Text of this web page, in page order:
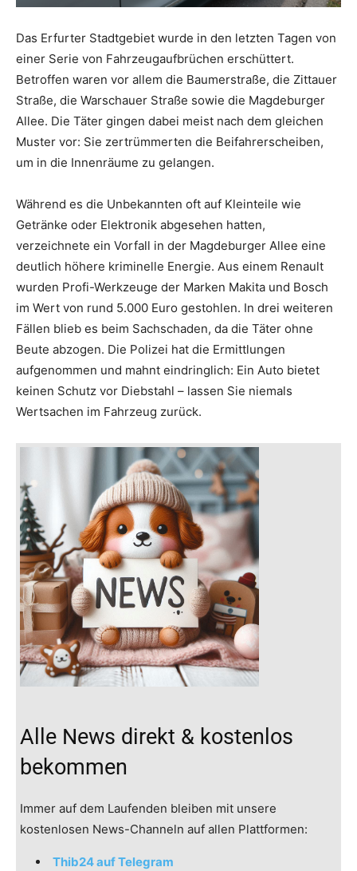
Das Erfurter Stadtgebiet wurde in den letzten Tagen von
einer Serie von Fahrzeugaufbrüchen erschüttert.
Betroffen waren vor allem die Baumerstraße, die Zittauer
Straße, die Warschauer Straße sowie die Magdeburger
Allee. Die Täter gingen dabei meist nach dem gleichen
Muster vor: Sie zertrümmerten die Beifahrerscheiben,
um in die Innenräume zu gelangen.
Während es die Unbekannten oft auf Kleinteile wie
Getränke oder Elektronik abgesehen hatten,
verzeichnete ein Vorfall in der Magdeburger Allee eine
deutlich höhere kriminelle Energie. Aus einem Renault
wurden Profi-Werkzeuge der Marken Makita und Bosch
im Wert von rund 5.000 Euro gestohlen. In drei weiteren
Fällen blieb es beim Sachschaden, da die Täter ohne
Beute abzogen. Die Polizei hat die Ermittlungen
aufgenommen und mahnt eindringlich: Ein Auto bietet
keinen Schutz vor Diebstahl – lassen Sie niemals
Wertsachen im Fahrzeug zurück.
Alle News direkt & kostenlos
bekommen
Immer auf dem Laufenden bleiben mit unsere
kostenlosen News-Channeln auf allen Plattformen:
Thib24 auf Telegram